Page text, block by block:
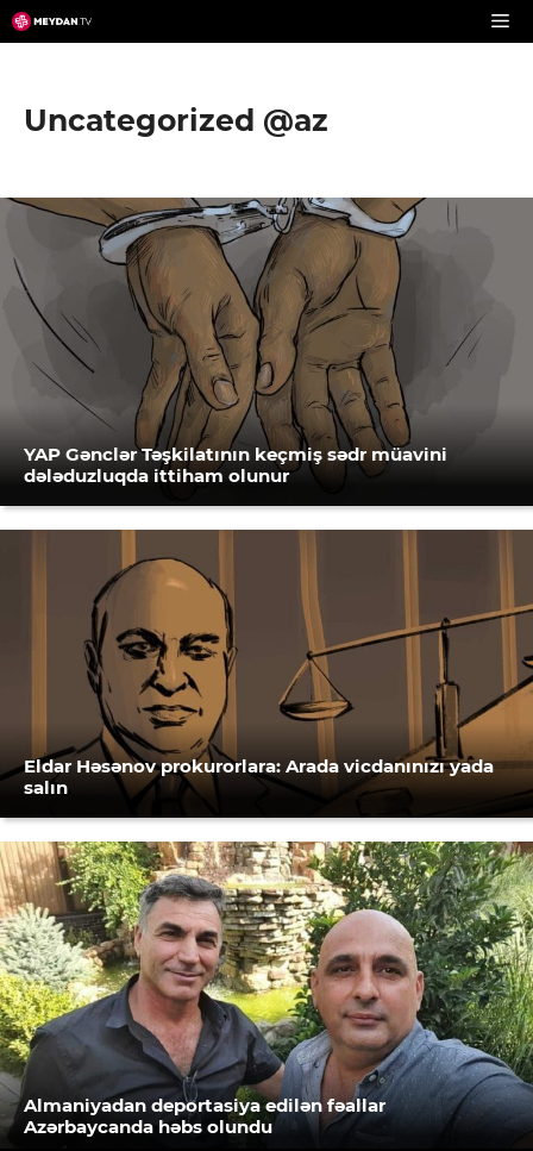
Skip
to
Uncategorized @az
YAP Gənclər Təşkilatının keçmiş sədr müavini
dələduzluqda ittiham olunur
Eldar Həsənov prokurorlara: Arada vicdanınızı yada
salın
Almaniyadan deportasiya edilən fəallar
Azərbaycanda həbs olundu